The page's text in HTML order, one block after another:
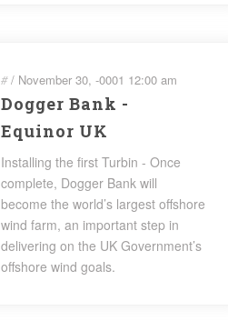
#/ November 30, -0001 12:00 am
Dogger Bank -
Equinor UK
Installing the first Turbin - Once
complete, Dogger Bank will
become the world’s largest offshore
wind farm, an important step in
delivering on the UK Government’s
offshore wind goals.